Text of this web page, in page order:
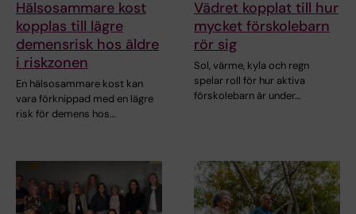
Hälsosammare kost
kopplas till lägre
demensrisk hos äldre
i riskzonen
En hälsosammare kost kan
vara förknippad med en lägre
risk för demens hos…
Vädret kopplat till hur
mycket förskolebarn
rör sig
Sol, värme, kyla och regn
spelar roll för hur aktiva
förskolebarn är under…